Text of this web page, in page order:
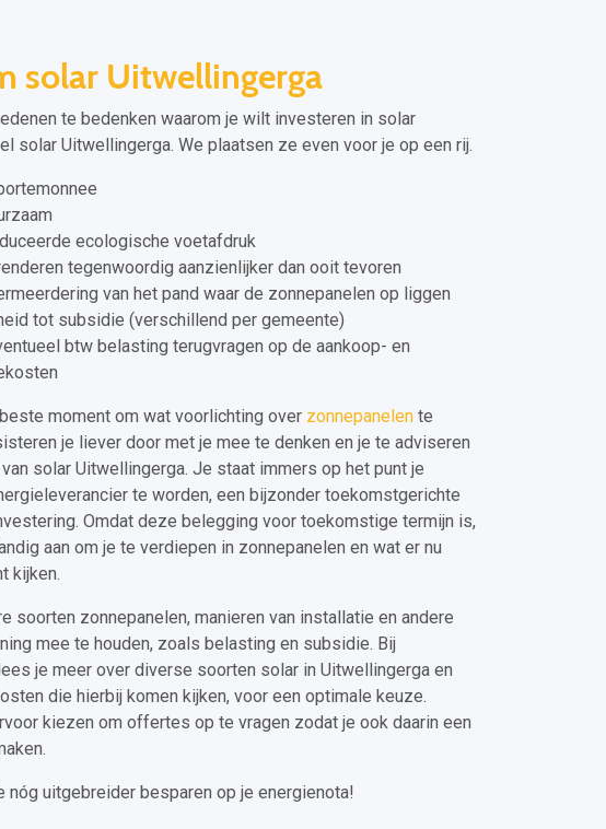
solar Uitwellingerga
te bedenken waarom je wilt investeren in solar
solar Uitwellingerga. We plaatsen ze even voor je op een rij.
ecologische voetafdruk
tegenwoordig aanzienlijker dan ooit tevoren
van het pand waar de zonnepanelen op liggen
tot subsidie (verschillend per gemeente)
btw belasting terugvragen op de aankoop- en
moment om wat voorlichting over zonnepanelen te
je liever door met je mee te denken en je te adviseren
solar Uitwellingerga. Je staat immers op het punt je
te worden, een bijzonder toekomstgerichte
Omdat deze belegging voor toekomstige termijn is,
aan om je te verdiepen in zonnepanelen en wat er nu
kijken.
soorten zonnepanelen, manieren van installatie en andere
mee te houden, zoals belasting en subsidie. Bij
je meer over diverse soorten solar in Uitwellingerga en
die hierbij komen kijken, voor een optimale keuze.
kiezen om offertes op te vragen zodat je ook daarin een
nóg uitgebreider besparen op je energienota!